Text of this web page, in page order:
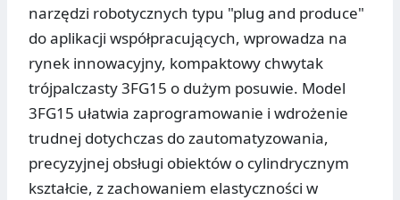
narzędzi robotycznych typu "plug and produce"
do aplikacji współpracujących, wprowadza na
rynek innowacyjny, kompaktowy chwytak
trójpalczasty 3FG15 o dużym posuwie. Model
3FG15 ułatwia zaprogramowanie i wdrożenie
trudnej dotychczas do zautomatyzowania,
precyzyjnej obsługi obiektów o cylindrycznym
kształcie, z zachowaniem elastyczności w